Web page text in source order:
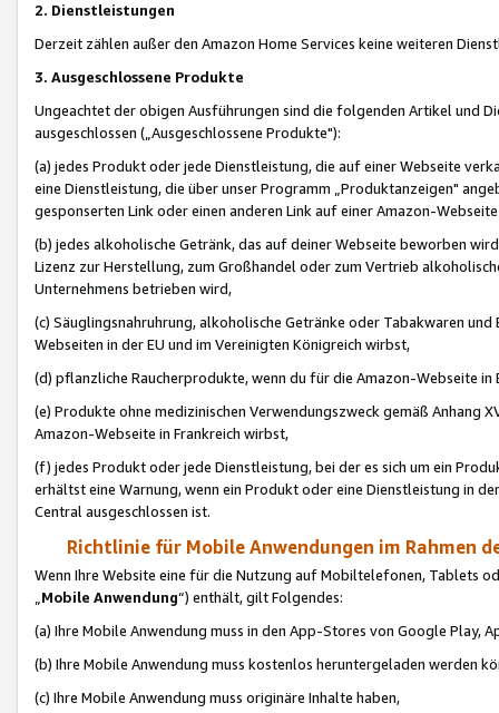
2. Dienstleistungen
Derzeit zählen außer den Amazon Home Services keine weiteren
3. Ausgeschlossene Produkte
Ungeachtet der obigen Ausführungen sind die folgenden Artikel und
ausgeschlossen („Ausgeschlossene Produkte"):
(a) jedes Produkt oder jede Dienstleistung, die auf einer Webseite
eine Dienstleistung, die über unser Programm „Produktanzeigen"
gesponserten Link oder einen anderen Link auf einer Amazon-
(b) jedes alkoholische Getränk, das auf deiner Webseite beworben
Lizenz zur Herstellung, zum Großhandel oder zum Vertrieb
Unternehmens betrieben wird,
(c) Säuglingsnahruhrung, alkoholische Getränke oder Tabakwaren
Webseiten in der EU und im Vereinigten Königreich wirbst,
(d) pflanzliche Raucherprodukte, wenn du für die Amazon-Webseite in
(e) Produkte ohne medizinischen Verwendungszweck gemäß Anhang
Amazon-Webseite in Frankreich wirbst,
(f) jedes Produkt oder jede Dienstleistung, bei der es sich um ein
erhältst eine Warnung, wenn ein Produkt oder eine Dienstleistung in
Central ausgeschlossen ist.
Richtlinie für Mobile Anwendungen im Rahmen
Wenn Ihre Website eine für die Nutzung auf Mobiltelefonen, Tablets
„Mobile Anwendung“) enthält, gilt Folgendes:
(a) Ihre Mobile Anwendung muss in den App-Stores von Google Play,
(b) Ihre Mobile Anwendung muss kostenlos heruntergeladen werden
(c) Ihre Mobile Anwendung muss originäre Inhalte haben,